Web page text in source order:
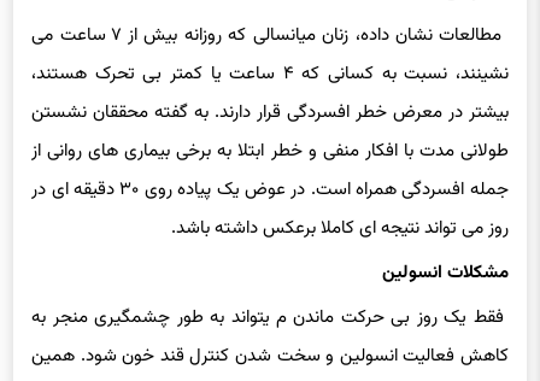
نشینند، نسبت به کسانی که ۴ ساعت یا کمتر بی تحرک هستند،
بیشتر در معرض خطر افسردگی قرار دارند. به گفته محققان نشستن
طولانی مدت با افکار منفی و خطر ابتلا به برخی بیماری های روانی از
جمله افسردگی همراه است. در عوض یک پیاده روی ۳۰ دقیقه ای در
روز می تواند نتیجه ای کاملا برعکس داشته باشد.
مشکلات انسولین
فقط یک روز بی حرکت ماندن م یتواند به طور چشمگیری منجر به
کاهش فعالیت انسولین و سخت شدن کنترل قند خون شود. همین
روند فرد را در معرض خطر ابتلا به دیابت نوع ۲ قرار می دهد. زمانی